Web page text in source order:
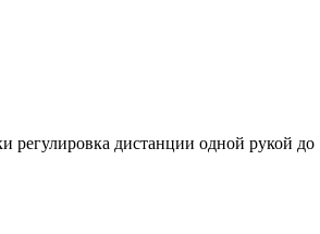
дистанции одной рукой до